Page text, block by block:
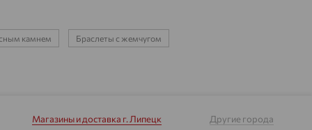
камнем Браслеты с жемчугом
Магазины и доставка г. Липецк
Другие города